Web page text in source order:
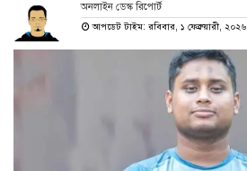
অনলাইন ডেস্ক রিপোর্ট
আপডেট টাইম: রবিবার, ১ ফেব্রুয়ারী, ২০২৬